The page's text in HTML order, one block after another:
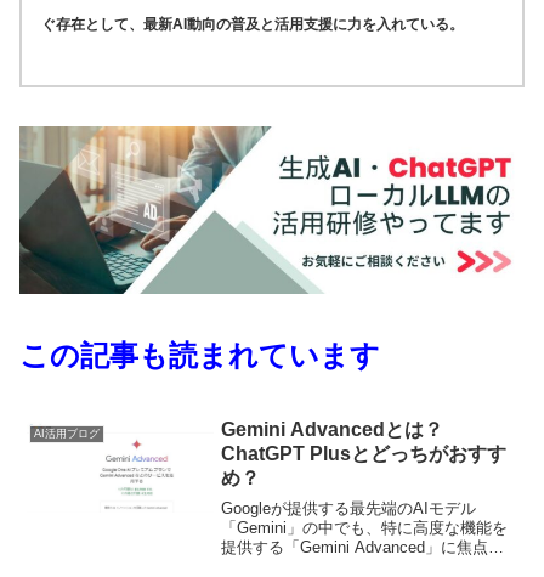
ぐ存在として、最新AI動向の普及と活用支援に力を入れている。
この記事も読まれています
AI活用ブログ
Gemini Advancedとは？
ChatGPT Plusとどっちがおすす
め？
Googleが提供する最先端のAIモデル
「Gemini」の中でも、特に高度な機能を
提供する「Gemini Advanced」に焦点を